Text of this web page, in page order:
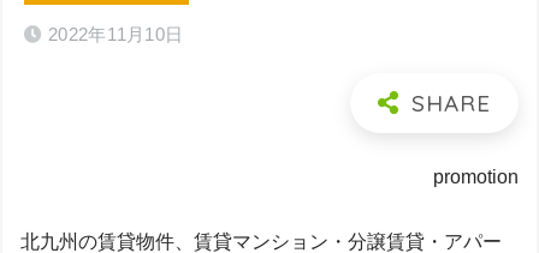
2022年11月10日
promotion
北九州の賃貸物件、賃貸マンション・分譲賃貸・アパー